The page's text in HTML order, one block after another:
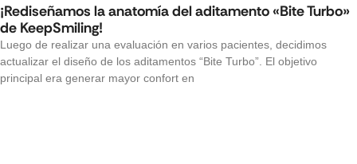
¡Rediseñamos la anatomía del aditamento «Bite Turbo»
de KeepSmiling!
Luego de realizar una evaluación en varios pacientes, decidimos
actualizar el diseño de los aditamentos “Bite Turbo”. El objetivo
principal era generar mayor confort en